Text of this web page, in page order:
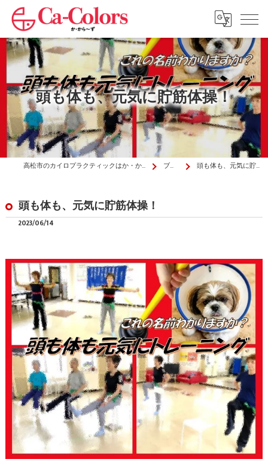
頭も体も、元気に貯筋体操！
高松市のカイロプラクティックはか・から～ず施術院 ブログ 頭も体も、元気に貯筋体操！
頭も体も、元気に貯筋体操！
2023/06/14